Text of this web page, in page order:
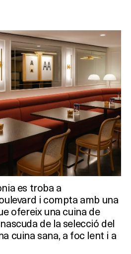
es troba a
i compta amb una
ofereix una cuina de
de la selecció del
cuina sana, a foc lent i a